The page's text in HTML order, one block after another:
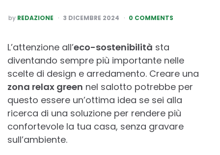
POSTED
BY
by REDAZIONE 3 DICEMBRE 2024 0 COMMENTS
L’attenzione all’eco-sostenibilità sta
diventando sempre più importante nelle
scelte di design e arredamento. Creare una
zona relax green nel salotto potrebbe per
questo essere un’ottima idea se sei alla
ricerca di una soluzione per rendere più
confortevole la tua casa, senza gravare
sull’ambiente.